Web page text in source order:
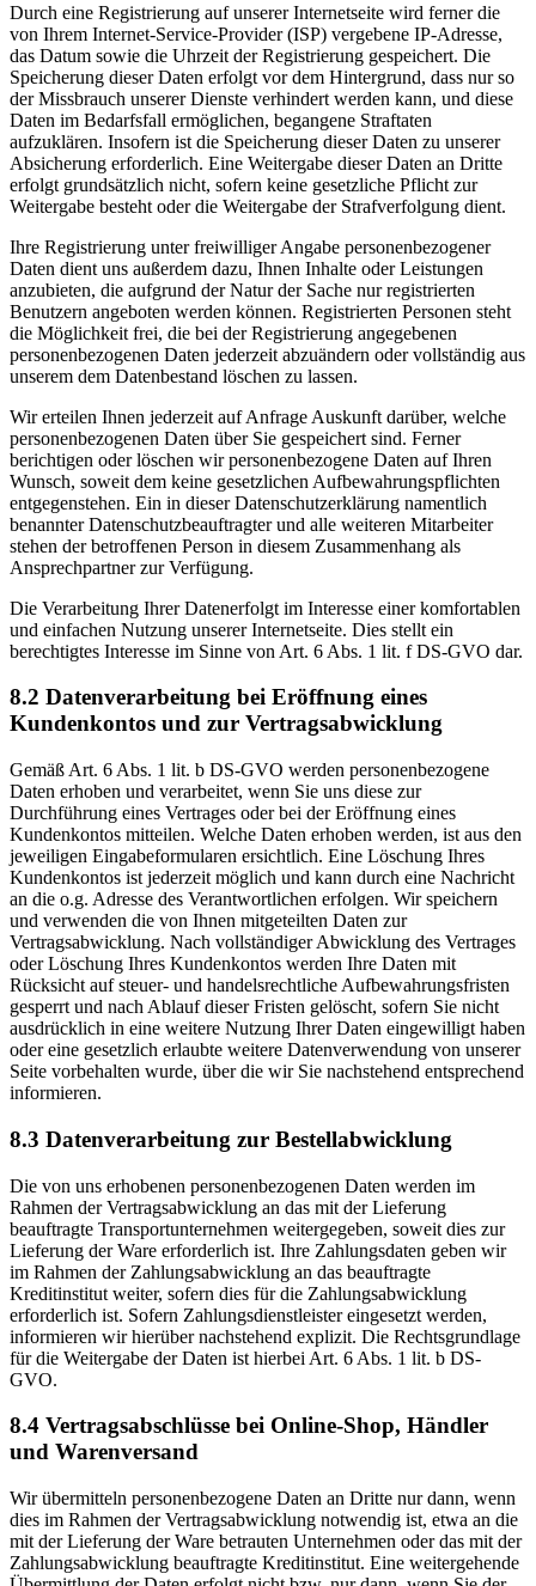
Durch eine Registrierung auf unserer Internetseite wird ferner die
von Ihrem Internet-Service-Provider (ISP) vergebene IP-Adresse,
das Datum sowie die Uhrzeit der Registrierung gespeichert. Die
Speicherung dieser Daten erfolgt vor dem Hintergrund, dass nur so
der Missbrauch unserer Dienste verhindert werden kann, und diese
Daten im Bedarfsfall ermöglichen, begangene Straftaten
aufzuklären. Insofern ist die Speicherung dieser Daten zu unserer
Absicherung erforderlich. Eine Weitergabe dieser Daten an Dritte
erfolgt grundsätzlich nicht, sofern keine gesetzliche Pflicht zur
Weitergabe besteht oder die Weitergabe der Strafverfolgung dient.
Ihre Registrierung unter freiwilliger Angabe personenbezogener
Daten dient uns außerdem dazu, Ihnen Inhalte oder Leistungen
anzubieten, die aufgrund der Natur der Sache nur registrierten
Benutzern angeboten werden können. Registrierten Personen steht
die Möglichkeit frei, die bei der Registrierung angegebenen
personenbezogenen Daten jederzeit abzuändern oder vollständig aus
unserem dem Datenbestand löschen zu lassen.
Wir erteilen Ihnen jederzeit auf Anfrage Auskunft darüber, welche
personenbezogenen Daten über Sie gespeichert sind. Ferner
berichtigen oder löschen wir personenbezogene Daten auf Ihren
Wunsch, soweit dem keine gesetzlichen Aufbewahrungspflichten
entgegenstehen. Ein in dieser Datenschutzerklärung namentlich
benannter Datenschutzbeauftragter und alle weiteren Mitarbeiter
stehen der betroffenen Person in diesem Zusammenhang als
Ansprechpartner zur Verfügung.
Die Verarbeitung Ihrer Datenerfolgt im Interesse einer komfortablen
und einfachen Nutzung unserer Internetseite. Dies stellt ein
berechtigtes Interesse im Sinne von Art. 6 Abs. 1 lit. f DS-GVO dar.
8.2 Datenverarbeitung bei Eröffnung eines
Kundenkontos und zur Vertragsabwicklung
Gemäß Art. 6 Abs. 1 lit. b DS-GVO werden personenbezogene
Daten erhoben und verarbeitet, wenn Sie uns diese zur
Durchführung eines Vertrages oder bei der Eröffnung eines
Kundenkontos mitteilen. Welche Daten erhoben werden, ist aus den
jeweiligen Eingabeformularen ersichtlich. Eine Löschung Ihres
Kundenkontos ist jederzeit möglich und kann durch eine Nachricht
an die o.g. Adresse des Verantwortlichen erfolgen. Wir speichern
und verwenden die von Ihnen mitgeteilten Daten zur
Vertragsabwicklung. Nach vollständiger Abwicklung des Vertrages
oder Löschung Ihres Kundenkontos werden Ihre Daten mit
Rücksicht auf steuer- und handelsrechtliche Aufbewahrungsfristen
gesperrt und nach Ablauf dieser Fristen gelöscht, sofern Sie nicht
ausdrücklich in eine weitere Nutzung Ihrer Daten eingewilligt haben
oder eine gesetzlich erlaubte weitere Datenverwendung von unserer
Seite vorbehalten wurde, über die wir Sie nachstehend entsprechend
informieren.
8.3 Datenverarbeitung zur Bestellabwicklung
Die von uns erhobenen personenbezogenen Daten werden im
Rahmen der Vertragsabwicklung an das mit der Lieferung
beauftragte Transportunternehmen weitergegeben, soweit dies zur
Lieferung der Ware erforderlich ist. Ihre Zahlungsdaten geben wir
im Rahmen der Zahlungsabwicklung an das beauftragte
Kreditinstitut weiter, sofern dies für die Zahlungsabwicklung
erforderlich ist. Sofern Zahlungsdienstleister eingesetzt werden,
informieren wir hierüber nachstehend explizit. Die Rechtsgrundlage
für die Weitergabe der Daten ist hierbei Art. 6 Abs. 1 lit. b DS-
GVO.
8.4 Vertragsabschlüsse bei Online-Shop, Händler
und Warenversand
Wir übermitteln personenbezogene Daten an Dritte nur dann, wenn
dies im Rahmen der Vertragsabwicklung notwendig ist, etwa an die
mit der Lieferung der Ware betrauten Unternehmen oder das mit der
Zahlungsabwicklung beauftragte Kreditinstitut. Eine weitergehende